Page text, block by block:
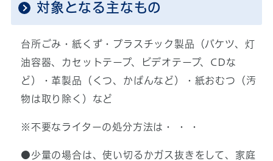
対象となる主なもの
台所ごみ・紙くず・プラスチック製品（バケツ、灯
油容器、カセットテープ、ビデオテープ、CDな
ど）・革製品（くつ、かばんなど）・紙おむつ（汚
物は取り除く）など
※不要なライターの処分方法は・ ・ ・
●少量の場合は、使い切るかガス抜きをして、家庭